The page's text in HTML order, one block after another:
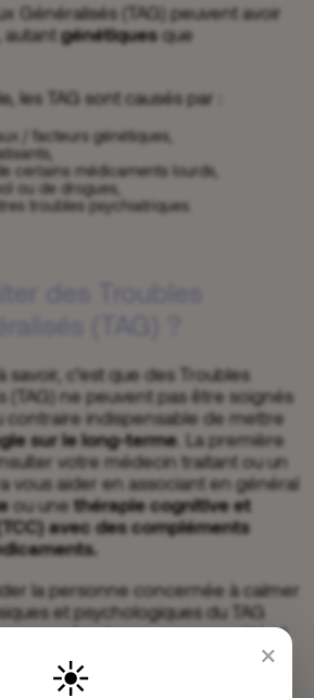
Généralisés (TAG) peuvent avoir
autantgénétiquesque
les TAG sont causés par :
/ facteurs génétiques,
certains médicaments lourds,
ou de drogues,
troubles psychiatriques.
c’est que des Troubles
(TAG) ne peuvent pas être soignés
contraire indispensable de mettre
sur le long-terme. La première
votre médecin traitant ou un
vous aider en associant en général
ou unethérapie cognitive et
avec des compléments
la personne concernée à calmer
et psychologiques du TAG
en profondeur sur son anxiété et
du TAG sur le court terme et sortir du
×
☀️